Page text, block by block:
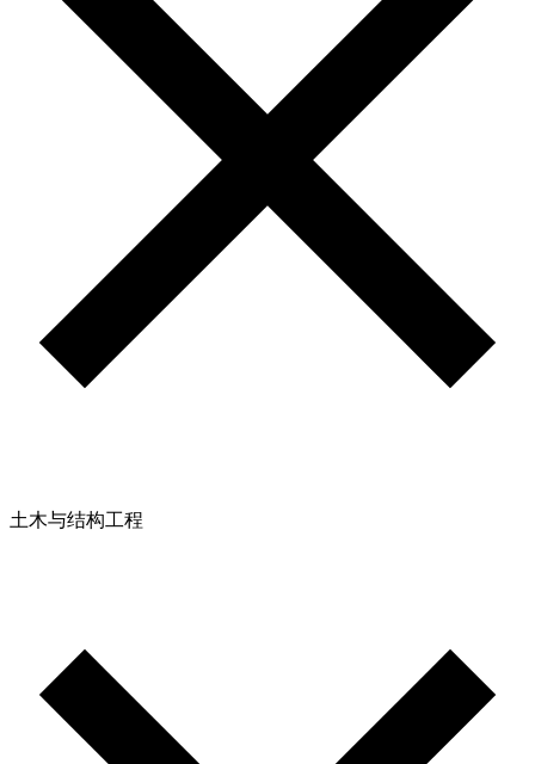
土木与结构工程